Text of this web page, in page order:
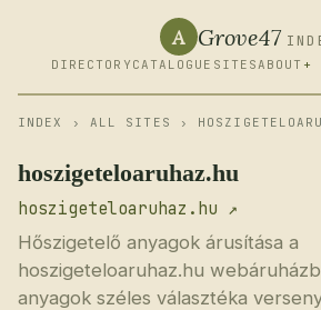
A Grove47
DIRECTORY CATALOGUE SITESABOUT +
INDEX › ALL SITES ›
hoszigeteloaruhaz.hu
hoszigeteloaruhaz.hu ↗
Hőszigetelő anyagok árusítása a
hoszigeteloaruhaz.hu
anyagok széles választéka